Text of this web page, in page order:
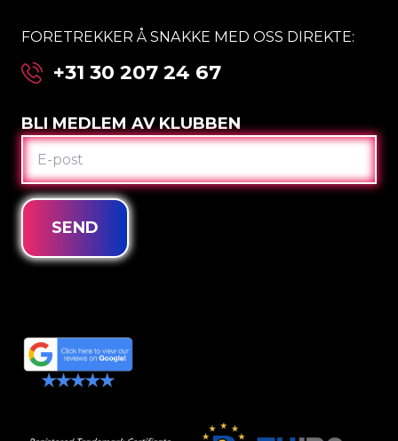
FORETREKKER Å SNAKKE MED OSS DIREKTE:
+31 30 207 24 67
BLI MEDLEM AV KLUBBEN
E-
POST
SEND